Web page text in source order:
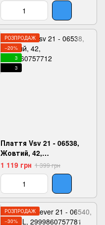
РОЗПРОДАЖ
−20%
3
3
Плаття Vsv 21 - 06538,
Жовтий, 42,
2999860757712
1 119 грн 1 399 грн
РОЗПРОДАЖ
−30%